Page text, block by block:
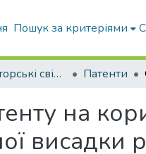
Пошук за критеріями
Патенти та авторські свідоцтва Патенти
на
висадки